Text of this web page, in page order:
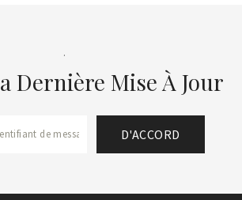
.
Dernière Mise À Jour